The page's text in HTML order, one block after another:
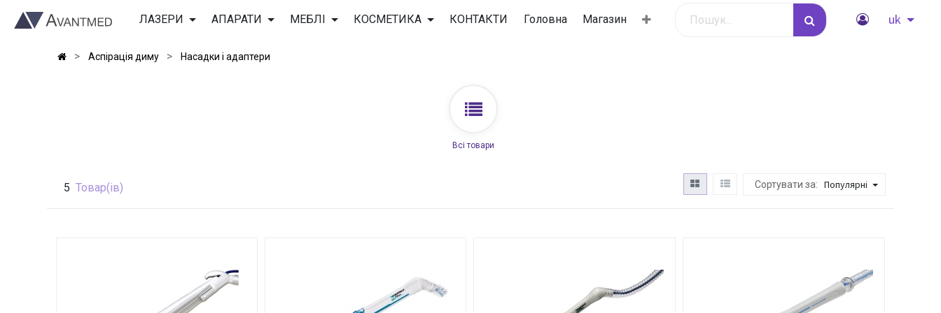
ЛАЗЕРИ АПАРАТИ МЕБЛІ КОСМЕТИКА КОНТАКТИ Головна Магазин uk
Аспірація диму Насадки і адаптери
Всі товари
5 Товар(ів) Сортувати за: Популярні